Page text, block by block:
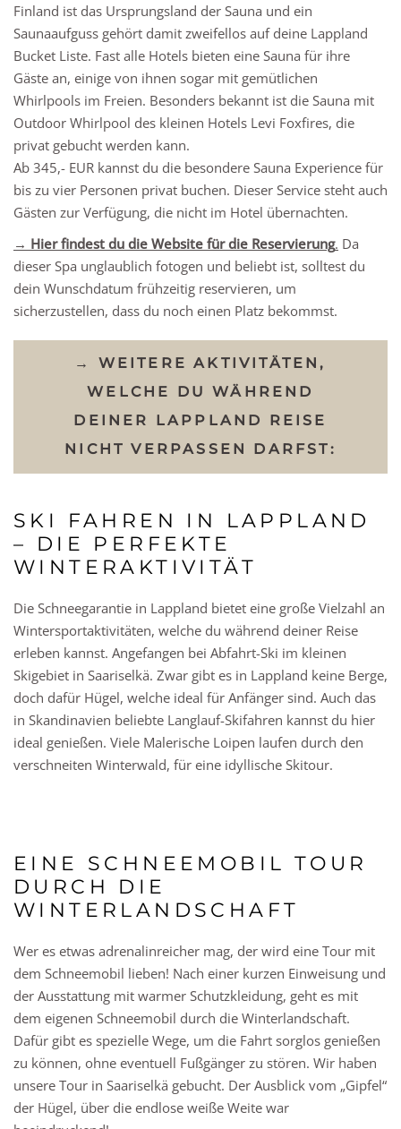
Finland ist das Ursprungsland der Sauna und ein
Saunaaufguss gehört damit zweifellos auf deine Lappland
Bucket Liste. Fast alle Hotels bieten eine Sauna für ihre
Gäste an, einige von ihnen sogar mit gemütlichen
Whirlpools im Freien. Besonders bekannt ist die Sauna mit
Outdoor Whirlpool des kleinen Hotels Levi Foxfires, die
privat gebucht werden kann.
Ab 345,- EUR kannst du die besondere Sauna Experience für
bis zu vier Personen privat buchen. Dieser Service steht auch
Gästen zur Verfügung, die nicht im Hotel übernachten.
→ Hier findest du die Website für die Reservierung. Da
dieser Spa unglaublich fotogen und beliebt ist, solltest du
dein Wunschdatum frühzeitig reservieren, um
sicherzustellen, dass du noch einen Platz bekommst.
→ WEITERE AKTIVITÄTEN,
WELCHE DU WÄHREND
DEINER LAPPLAND REISE
NICHT VERPASSEN DARFST:
SKI FAHREN IN LAPPLAND
– DIE PERFEKTE
WINTERAKTIVITÄT
Die Schneegarantie in Lappland bietet eine große Vielzahl an
Wintersportaktivitäten, welche du während deiner Reise
erleben kannst. Angefangen bei Abfahrt-Ski im kleinen
Skigebiet in Saariselkä. Zwar gibt es in Lappland keine Berge,
doch dafür Hügel, welche ideal für Anfänger sind. Auch das
in Skandinavien beliebte Langlauf-Skifahren kannst du hier
ideal genießen. Viele Malerische Loipen laufen durch den
verschneiten Winterwald, für eine idyllische Skitour.
EINE SCHNEEMOBIL TOUR
DURCH DIE
WINTERLANDSCHAFT
Wer es etwas adrenalinreicher mag, der wird eine Tour mit
dem Schneemobil lieben! Nach einer kurzen Einweisung und
der Ausstattung mit warmer Schutzkleidung, geht es mit
dem eigenen Schneemobil durch die Winterlandschaft.
Dafür gibt es spezielle Wege, um die Fahrt sorglos genießen
zu können, ohne eventuell Fußgänger zu stören. Wir haben
unsere Tour in Saariselkä gebucht. Der Ausblick vom „Gipfel“
der Hügel, über die endlose weiße Weite war